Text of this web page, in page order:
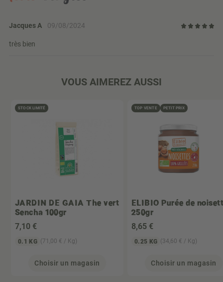
Jacques A 09/08/2024
très bien
VOUS AIMEREZ AUSSI
STOCK LIMITÉ
JARDIN DE GAIA The vert
Sencha 100gr
7,10 €
0.1 KG (71,00 € / Kg)
Choisir un magasin
TOP VENTE PETIT PRIX
ELIBIO Purée de
250gr
8,65 €
0.25 KG (34,60 € / Kg)
Choisir un magasin